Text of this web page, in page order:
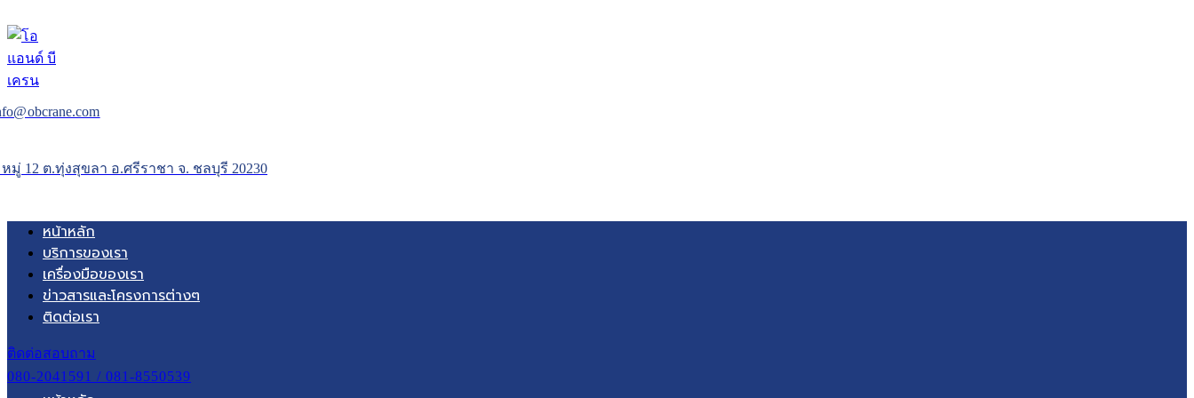
หมู่ 12 ต.ทุ่งสุขลา อ.ศรีราชา จ. ชลบุรี 20230
หน้าหลัก
บริการของเรา
เครื่องมือของเรา
ข่าวสารและโครงการต่างๆ
ติดต่อเรา
ติดต่อสอบถาม
080-2041591 / 081-8550539